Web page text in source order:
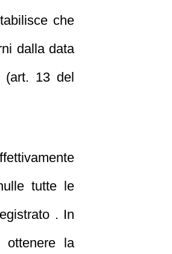
che
dalla data
(art. 13 del
tutte le
. In
ottenere la